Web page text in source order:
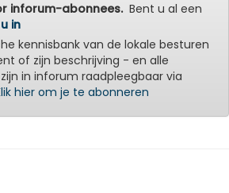
inforum-abonnees.Bent u al een
in
kennisbank van de lokale besturen
of zijn beschrijving - en alle
in inforum raadpleegbaar via
hier om je te abonneren